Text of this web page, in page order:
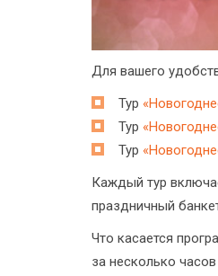
Для вашего
Тур
Тур
Тур
Каждый тур
праздничный
Что касается
за несколько